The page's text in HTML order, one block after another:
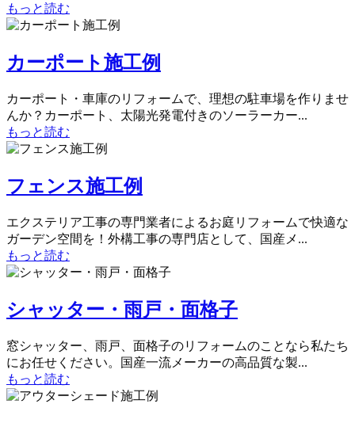
もっと読む
カーポート施工例
カーポート・車庫のリフォームで、理想の駐車場を作りませ
んか？カーポート、太陽光発電付きのソーラーカー...
もっと読む
フェンス施工例
エクステリア工事の専門業者によるお庭リフォームで快適な
ガーデン空間を！外構工事の専門店として、国産メ...
もっと読む
シャッター・雨戸・面格子
窓シャッター、雨戸、面格子のリフォームのことなら私たち
にお任せください。国産一流メーカーの高品質な製...
もっと読む